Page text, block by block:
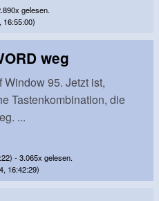
gelesen.
16:55:00)
weg
95. Jetzt ist,
Tastenkombination, die
...
- 3.065x gelesen.
16:42:29)